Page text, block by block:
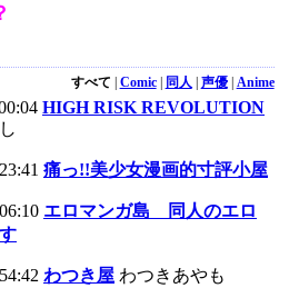
すべて | Comic| 同人 | 声優| Anime
HIGH RISK REVOLUTION
痛っ!!美少女漫画的寸評小屋
エロマンガ島 同人のエロ
わつき屋 わつきあやも